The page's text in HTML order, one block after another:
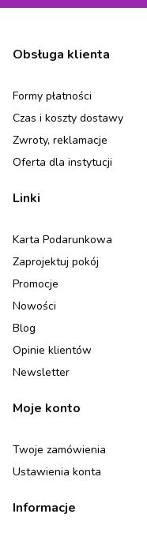
Linki w stopce
Obsługa klienta
Formy płatności
Czas i koszty dostawy
Zwroty, reklamacje
Oferta dla instytucji
Linki
Karta Podarunkowa
Zaprojektuj pokój
Promocje
Nowości
Blog
Opinie klientów
Newsletter
Moje konto
Twoje zamówienia
Ustawienia konta
Informacje